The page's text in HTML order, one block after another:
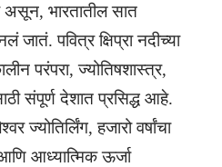
भारतातील सात
जातं. पवित्र क्षिप्रा नदीच्या
परंपरा, ज्योतिषशास्त्र,
संपूर्ण देशात प्रसिद्ध आहे.
ज्योतिर्लिंग, हजारो वर्षांचा
आध्यात्मिक ऊर्जा